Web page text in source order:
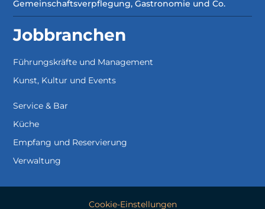
Gemeinschaftsverpflegung, Gastronomie und Co.
Jobbranchen
Führungskräfte und Management
Kunst, Kultur und Events
Service & Bar
Küche
Empfang und Reservierung
Verwaltung
Cookie-Einstellungen